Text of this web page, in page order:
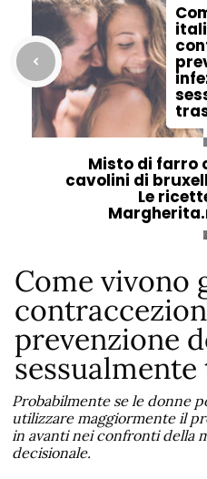
Misto di farro
cavolini di
Le
Come vivono
prevenzione
Probabilmente se le donne
utilizzare maggiormente il
in avanti nei confronti della
decisionale.